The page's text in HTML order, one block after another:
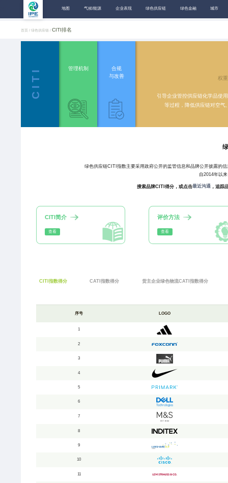
地图 气候/能源 企业表现 绿色供应链 绿色金融 城市
首页 / 绿色供应链 / CITI排名
C I T I
管理机制
动并披露进展
合规
与改善
权
引导企业管控供应链化学品使
等过程，降低供应链对空气
绿色供应链CITI指数主要采用政府公开的监管信息和品牌公开披露的
自2014年以
搜索品牌CITI得分，或点击最近沟通 ，追踪
CITI简介
查看
评价方法
查看
CITI指数得分 CATI指数得分 货主企业绿色物流CATI指数得分
序号 LOGO
1
2
3
4
5
6
7
8
9
10
11